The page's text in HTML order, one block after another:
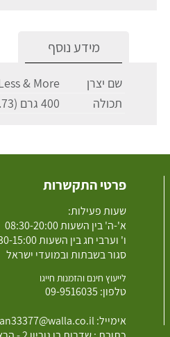
מידע נוסף
שם יצרן
& More
תכולה
400 גרם (11.73 ₪ ל-100 גרם)
פרטי התקשרות
שעות פעילות:
א'-ה' בין השעות 08:30-20:00
ו' וערבי חג בין השעות 08:30-15:00
סגור בשבתות ובמועדי ישראל
לייעוץ חינם והזמנות חייגו
טלפון: 09-9516035
אימייל: